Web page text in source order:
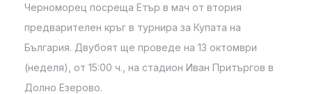
Черноморец посреща Етър в мач от втория
предварителен кръг в турнира за Купата на
България. Двубоят ще проведе на 13 октомври
(неделя), от 15:00 ч., на стадион Иван Притъргов в
Долно Езерово.